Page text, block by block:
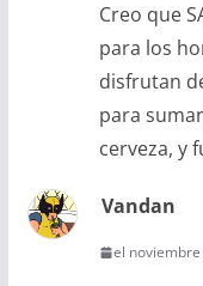
Creo que
para los
disfrutan
para
cerveza, y
Vandan
el noviembre